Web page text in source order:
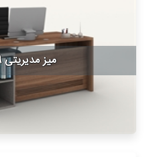
میز مدیریتی DM109